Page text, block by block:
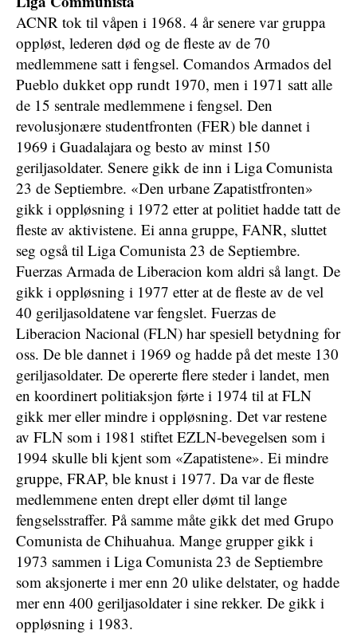
ACNR tok til våpen i 1968. 4 år senere var gruppa
oppløst, lederen død og de fleste av de 70
medlemmene satt i fengsel. Comandos Armados del
Pueblo dukket opp rundt 1970, men i 1971 satt alle
de 15 sentrale medlemmene i fengsel. Den
revolusjonære studentfronten (FER) ble dannet i
1969 i Guadalajara og besto av minst 150
geriljasoldater. Senere gikk de inn i Liga Comunista
23 de Septiembre. «Den urbane Zapatistfronten»
gikk i oppløsning i 1972 etter at politiet hadde tatt de
fleste av aktivistene. Ei anna gruppe, FANR, sluttet
seg også til Liga Comunista 23 de Septiembre.
Fuerzas Armada de Liberacion kom aldri så langt. De
gikk i oppløsning i 1977 etter at de fleste av de vel
40 geriljasoldatene var fengslet. Fuerzas de
Liberacion Nacional (FLN) har spesiell betydning for
oss. De ble dannet i 1969 og hadde på det meste 130
geriljasoldater. De opererte flere steder i landet, men
en koordinert politiaksjon førte i 1974 til at FLN
gikk mer eller mindre i oppløsning. Det var restene
av FLN som i 1981 stiftet EZLN-bevegelsen som i
1994 skulle bli kjent som «Zapatistene». Ei mindre
gruppe, FRAP, ble knust i 1977. Da var de fleste
medlemmene enten drept eller dømt til lange
fengselsstraffer. På samme måte gikk det med Grupo
Comunista de Chihuahua. Mange grupper gikk i
1973 sammen i Liga Comunista 23 de Septiembre
som aksjonerte i mer enn 20 ulike delstater, og hadde
mer enn 400 geriljasoldater i sine rekker. De gikk i
oppløsning i 1983.